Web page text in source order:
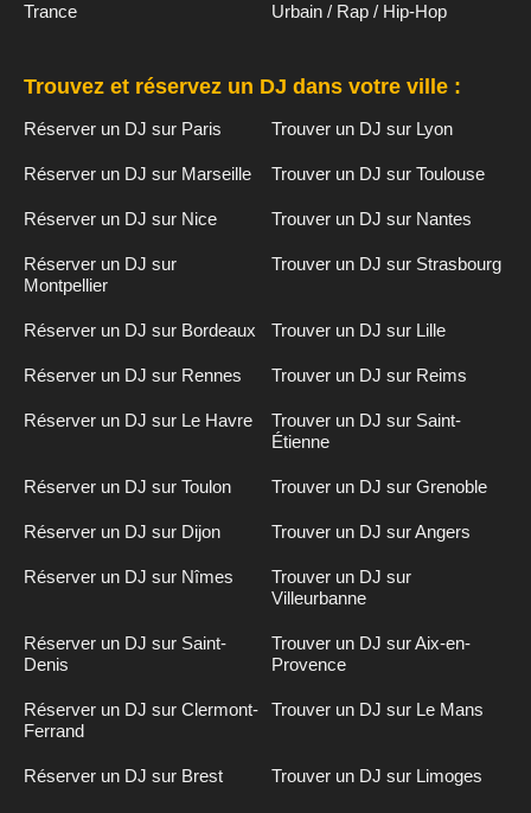
Trance Urbain / Rap / Hip-Hop
Trouvez et réservez un DJ dans votre ville :
Réserver un DJ sur Paris Trouver un DJ sur Lyon
Réserver un DJ sur Marseille Trouver un DJ sur Toulouse
Réserver un DJ sur Nice Trouver un DJ sur Nantes
Réserver un DJ sur
Montpellier
Trouver un DJ sur Strasbourg
Réserver un DJ sur Bordeaux Trouver un DJ sur Lille
Réserver un DJ sur Rennes Trouver un DJ sur Reims
Réserver un DJ sur Le Havre
Trouver un DJ sur Saint-
Étienne
Réserver un DJ sur Toulon Trouver un DJ sur Grenoble
Réserver un DJ sur Dijon Trouver un DJ sur Angers
Réserver un DJ sur Nîmes
Trouver un DJ sur
Villeurbanne
Réserver un DJ sur Saint-
Denis
Trouver un DJ sur Aix-en-
Provence
Réserver un DJ sur Clermont-
Ferrand
Trouver un DJ sur Le Mans
Réserver un DJ sur Brest Trouver un DJ sur Limoges